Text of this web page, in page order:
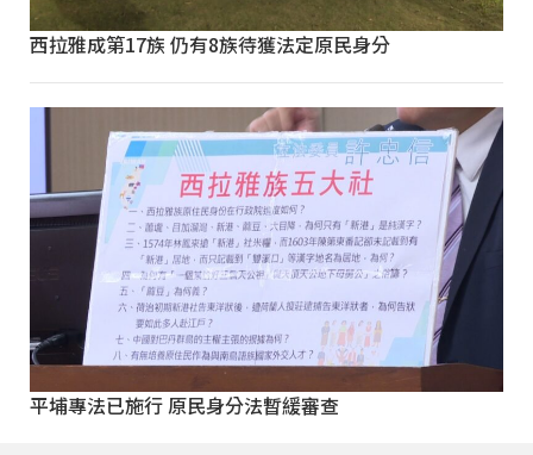
西拉雅成第17族 仍有8族待獲法定原民身分
平埔專法已施行 原民身分法暫緩審查